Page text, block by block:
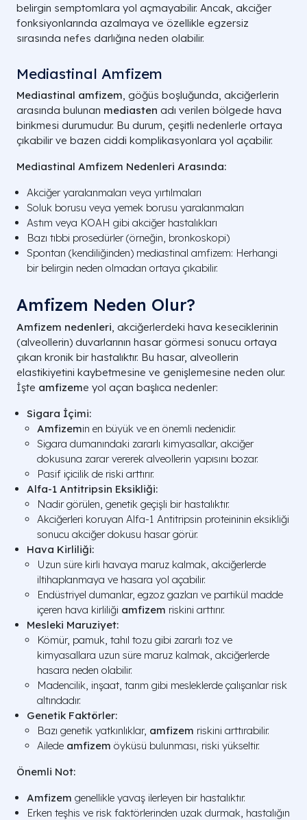
belirgin semptomlara yol açmayabilir. Ancak, akciğer
fonksiyonlarında azalmaya ve özellikle egzersiz
sırasında nefes darlığına neden olabilir.
Mediastinal Amfizem
Mediastinal amfizem, göğüs boşluğunda, akciğerlerin
arasında bulunan mediasten adı verilen bölgede hava
birikmesi durumudur. Bu durum, çeşitli nedenlerle ortaya
çıkabilir ve bazen ciddi komplikasyonlara yol açabilir.
Mediastinal Amfizem Nedenleri Arasında:
Akciğer yaralanmaları veya yırtılmaları
Soluk borusu veya yemek borusu yaralanmaları
Astım veya KOAH gibi akciğer hastalıkları
Bazı tıbbi prosedürler (örneğin, bronkoskopi)
Spontan (kendiliğinden) mediastinal amfizem: Herhangi
bir belirgin neden olmadan ortaya çıkabilir.
Amfizem Neden Olur?
Amfizem nedenleri, akciğerlerdeki hava keseciklerinin
(alveollerin) duvarlarının hasar görmesi sonucu ortaya
çıkan kronik bir hastalıktır. Bu hasar, alveollerin
elastikiyetini kaybetmesine ve genişlemesine neden olur.
İşte amfizeme yol açan başlıca nedenler:
Sigara İçimi:
Amfizemin en büyük ve en önemli nedenidir.
Sigara dumanındaki zararlı kimyasallar, akciğer
dokusuna zarar vererek alveollerin yapısını bozar.
Pasif içicilik de riski arttırır.
Alfa-1 Antitripsin Eksikliği:
Nadir görülen, genetik geçişli bir hastalıktır.
Akciğerleri koruyan Alfa-1 Antitripsin proteininin eksikliği
sonucu akciğer dokusu hasar görür.
Hava Kirliliği:
Uzun süre kirli havaya maruz kalmak, akciğerlerde
iltihaplanmaya ve hasara yol açabilir.
Endüstriyel dumanlar, egzoz gazları ve partikül madde
içeren hava kirliliği amfizem riskini arttırır.
Mesleki Maruziyet:
Kömür, pamuk, tahıl tozu gibi zararlı toz ve
kimyasallara uzun süre maruz kalmak, akciğerlerde
hasara neden olabilir.
Madencilik, inşaat, tarım gibi mesleklerde çalışanlar risk
altındadır.
Genetik Faktörler:
Bazı genetik yatkınlıklar, amfizem riskini arttırabilir.
Ailede amfizem öyküsü bulunması, riski yükseltir.
Önemli Not:
Amfizem genellikle yavaş ilerleyen bir hastalıktır.
Erken teşhis ve risk faktörlerinden uzak durmak, hastalığın